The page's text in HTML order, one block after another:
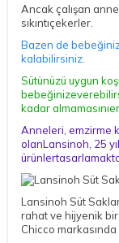
Ancak çalışan
sıkıntıçekerler.
Bazen de
kalabilirsiniz.
Sütünüzü uygun
kadar
Anneleri, emzirme
olanLansinoh, 25
Lansinoh Süt
rahat ve hijyenik bir
Chicco markasında